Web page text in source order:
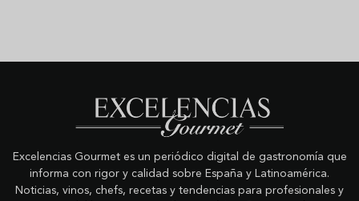
Excelencias Gourmet es un periódico digital de gastronomía que
informa con rigor y calidad sobre España y Latinoamérica.
Noticias, vinos, chefs, recetas y tendencias para profesionales y